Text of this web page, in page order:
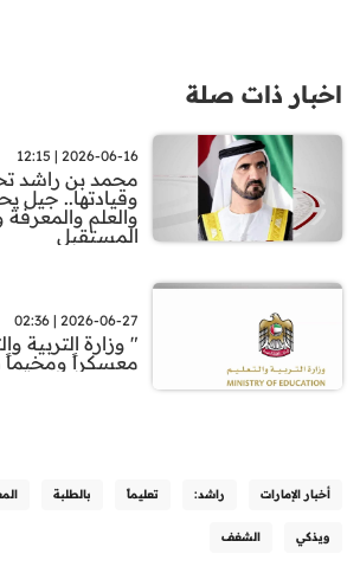
اخبار ذات صلة
2026-06-16 | 12:15
محمد بن راشد
وقيادتها.. جيل
والعلم والمعرفة
المستقبل
2026-06-27 | 02:36
" وزارة التربية
معسكراً ومخيماً
أخبار الإمارات راشد: تعليماً بالطلبة
ويذكي الشغف